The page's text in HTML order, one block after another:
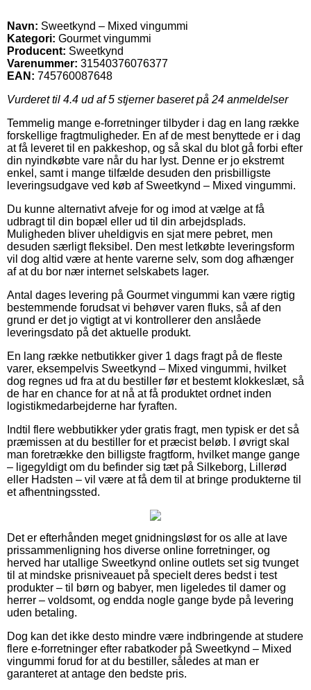
Navn: Sweetkynd – Mixed vingummi
Kategori: Gourmet vingummi
Producent: Sweetkynd
Varenummer: 31540376076377
EAN: 745760087648
Vurderet til 4.4 ud af 5 stjerner baseret på 24 anmeldelser
Temmelig mange e-forretninger tilbyder i dag en lang række
forskellige fragtmuligheder. En af de mest benyttede er i dag
at få leveret til en pakkeshop, og så skal du blot gå forbi efter
din nyindkøbte vare når du har lyst. Denne er jo ekstremt
enkel, samt i mange tilfælde desuden den prisbilligste
leveringsudgave ved køb af Sweetkynd – Mixed vingummi.
Du kunne alternativt afveje for og imod at vælge at få
udbragt til din bopæl eller ud til din arbejdsplads.
Muligheden bliver uheldigvis en sjat mere pebret, men
desuden særligt fleksibel. Den mest letkøbte leveringsform
vil dog altid være at hente varerne selv, som dog afhænger
af at du bor nær internet selskabets lager.
Antal dages levering på Gourmet vingummi kan være rigtig
bestemmende forudsat vi behøver varen fluks, så af den
grund er det jo vigtigt at vi kontrollerer den anslåede
leveringsdato på det aktuelle produkt.
En lang række netbutikker giver 1 dags fragt på de fleste
varer, eksempelvis Sweetkynd – Mixed vingummi, hvilket
dog regnes ud fra at du bestiller før et bestemt klokkeslæt, så
de har en chance for at nå at få produktet ordnet inden
logistikmedarbejderne har fyraften.
Indtil flere webbutikker yder gratis fragt, men typisk er det så
præmissen at du bestiller for et præcist beløb. I øvrigt skal
man foretrække den billigste fragtform, hvilket mange gange
– ligegyldigt om du befinder sig tæt på Silkeborg, Lillerød
eller Hadsten – vil være at få dem til at bringe produkterne til
et afhentningssted.
Det er efterhånden meget gnidningsløst for os alle at lave
prissammenligning hos diverse online forretninger, og
herved har utallige Sweetkynd online outlets set sig tvunget
til at mindske prisniveauet på specielt deres bedst i test
produkter – til børn og babyer, men ligeledes til damer og
herrer – voldsomt, og endda nogle gange byde på levering
uden betaling.
Dog kan det ikke desto mindre være indbringende at studere
flere e-forretninger efter rabatkoder på Sweetkynd – Mixed
vingummi forud for at du bestiller, således at man er
garanteret at antage den bedste pris.